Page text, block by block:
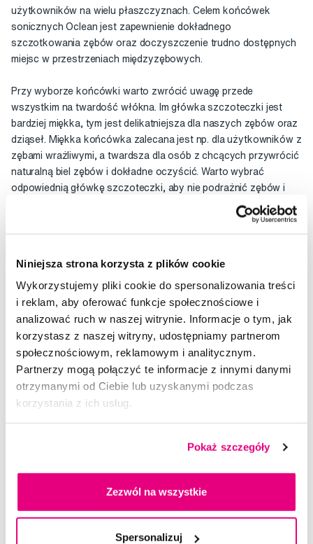
Niniejsza strona korzysta z plików cookie
Wykorzystujemy pliki cookie do spersonalizowania treści
i reklam, aby oferować funkcje społecznościowe i
analizować ruch w naszej witrynie. Informacje o tym, jak
korzystasz z naszej witryny, udostępniamy partnerom
społecznościowym, reklamowym i analitycznym.
Partnerzy mogą połączyć te informacje z innymi danymi
otrzymanymi od Ciebie lub uzyskanymi podczas
korzystania z ich usług.
Pokaż szczegóły
Zezwól na wszystkie
Spersonalizuj
użytkowników na wielu płaszczyznach. Celem końcówek
sonicznych Oclean jest zapewnienie dokładnego
szczotkowania zębów oraz doczyszczenie trudno dostępnych
miejsc w przestrzeniach międzyzębowych.
Przy wyborze końcówki warto zwrócić uwagę przede
wszystkim na twardość włókna. Im główka szczoteczki jest
bardziej miękka, tym jest delikatniejsza dla naszych zębów oraz
dziąseł. Miękka końcówka zalecana jest np. dla użytkowników z
zębami wrażliwymi, a twardsza dla osób z chcących przywrócić
naturalną biel zębów i dokładne oczyścić. Warto wybrać
odpowiednią główkę szczoteczki, aby nie podrażnić zębów i
dziąseł oraz być w pełni zadowolonym z efektu szczotkowania.
Stopień twardości: średnia.
PRZEZNACZENIE:
- usuwanie przebarwień
- przy regularnym stosowaniu zapobiega powstawaniu kamienia
nazębnego
- skuteczne czyszczenie przestrzeni międzyzębowych
- skuteczne usunięcie osadu i szkodliwej płytki nazębnej
- dla zdrowych zębów​
- idealnie pasuje do X Pro Digital w kolorze srebrnym
Doradzimy Ci